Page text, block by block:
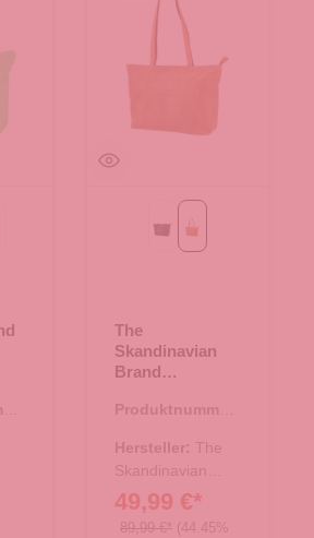
BlackCognac
The
Skandinavian
Brand
Leder - Cognac
Produktnummer:
Hersteller: The
Skandinavian
Brand
49,99 €*
89,99 €* (44.45%